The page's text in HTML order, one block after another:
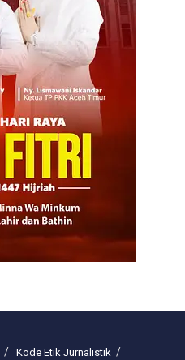
Kode Etik Jurnalistik